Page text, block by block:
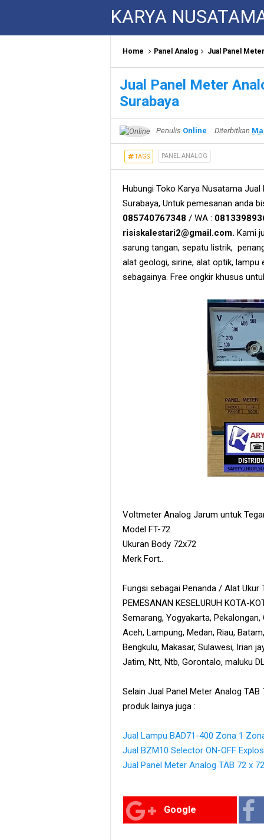
KARYA
Home Panel Analog Jual Panel
Jual Panel Meter
Surabaya
Penulis Online Diterbitkan
TAGS PANEL ANALOG
Hubungi Toko Karya Nusatama
Surabaya, Untuk pemesanan anda
085740767348 / WA :
risiskalestari2@gmail.com. Kami
sarung tangan, sepatu listrik,
alat geologi, sirine, alat optik,
sebagainya. Free ongkir khusus
Voltmeter Analog Jarum untuk
Model FT-72
Ukuran Body 72x72
Merk Fort..
Fungsi sebagai Penanda / Alat Ukur
PEMESANAN KESELURUH KOTA-
Semarang, Yogyakarta,
Aceh, Lampung, Medan, Riau,
Bengkulu, Makasar, Sulawesi, Irian
Jatim, Ntt, Ntb, Gorontalo, maluku
Selain Jual Panel Meter Analog
produk lainya juga :
Jual Lampu BAD71-400 Zona 1
Jual BZM10 Selector ON-OFF
Jual Panel Meter Analog TAB 72 x
Google